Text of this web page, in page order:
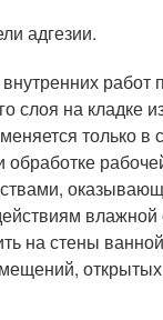
адгезии.
работ
слоя на кладке
только в
на стены
открытых